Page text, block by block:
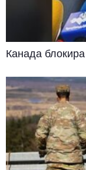
Канада